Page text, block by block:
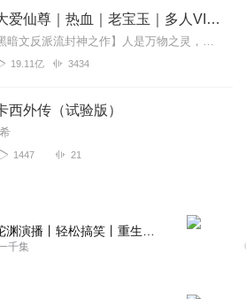
！？
五星好评来评论
蛊真人｜大爱仙尊｜热血｜老宝玉｜多人VIP免费有声剧
内容简介【黑暗文反派流封神之作】人是万物之灵，蛊是天地真精。一个穿越者不断重生的故事。一个养蛊、炼蛊、用蛊的奇特世界。配音组（男角色）老宝玉旁白...
19.11亿 3434
西外传（试验版）
1447 21
千集